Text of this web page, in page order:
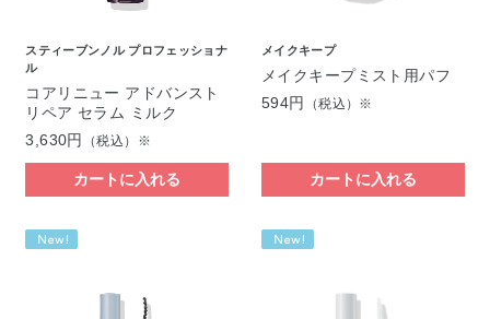
スティーブンノル プロフェッショナ
ル
コアリニュー アドバンスト
リペア セラム ミルク
3,630円
（税込）※
カートに入れる
メイクキープ
メイクキープミスト用パフ
594円
（税込）※
カートに入れる